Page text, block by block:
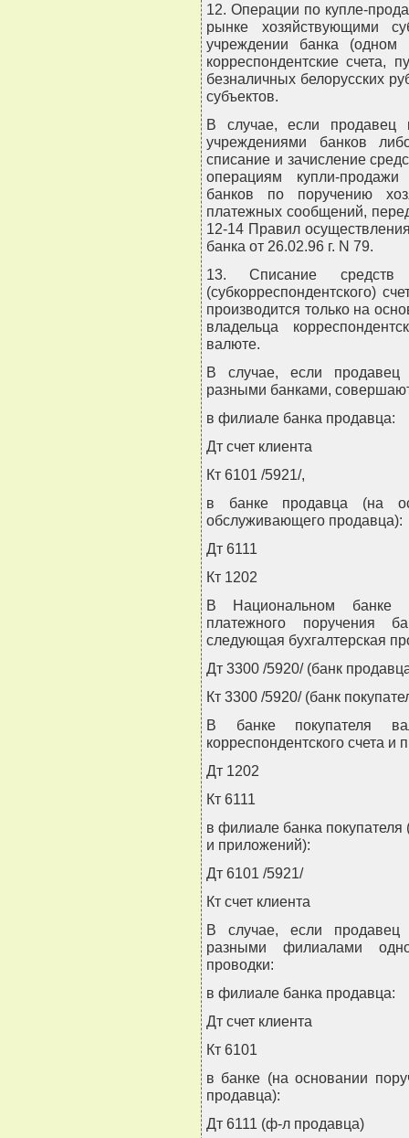
12. Операции по купле-
рынке хозяйствующими
учреждении банка (одном
корреспондентские счета,
безналичных белорусских
субъектов.
В случае, если продавец
учреждениями банков
списание и зачисление
операциям купли-
банков по поручению
платежных сообщений,
12-14 Правил
банка от 26.02.96 г. N 79.
13. Списание средств
(субкорреспондентского)
производится только на
владельца
валюте.
В случае, если продавец
разными банками,
в филиале банка продавца:
Дт счет клиента
Кт 6101 /5921/,
в банке продавца (на
обслуживающего продавца):
Дт 6111
Кт 1202
В Национальном банке
платежного поручения
следующая бухгалтерская
Дт 3300 /5920/ (банк
Кт 3300 /5920/ (банк
В банке покупателя
корреспондентского счета и
Дт 1202
Кт 6111
в филиале банка покупателя
и приложений):
Дт 6101 /5921/
Кт счет клиента
В случае, если продавец
разными филиалами
проводки:
в филиале банка продавца:
Дт счет клиента
Кт 6101
в банке (на основании
продавца):
Дт 6111 (ф-л продавца)